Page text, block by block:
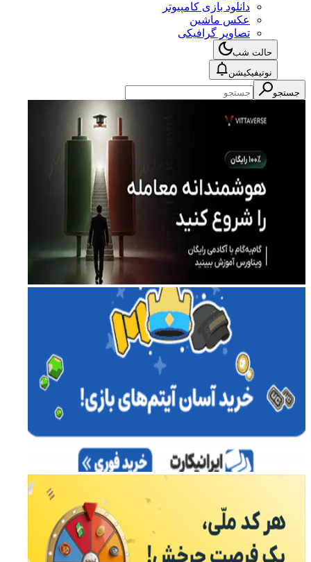
دانلود بازی کامپیوتر
عکس ماشین
تصاویر گرافیکی
حالت شب
نوتیفیکیشن
جستجو